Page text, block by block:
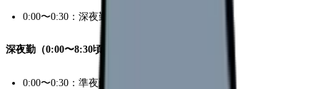
0:00〜0:30：深夜勤への申し送り・退勤
深夜勤（0:00〜8:30頃）
0:00〜0:30：準夜勤からの申し送り